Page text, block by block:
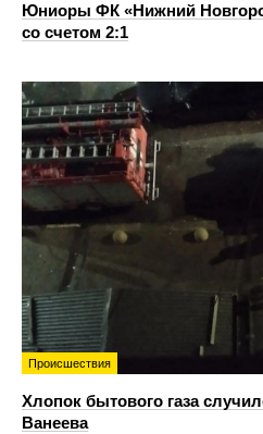
Юниоры ФК «Нижний
со счетом 2:1
Происшествия
Хлопок бытового газа
Ванеева